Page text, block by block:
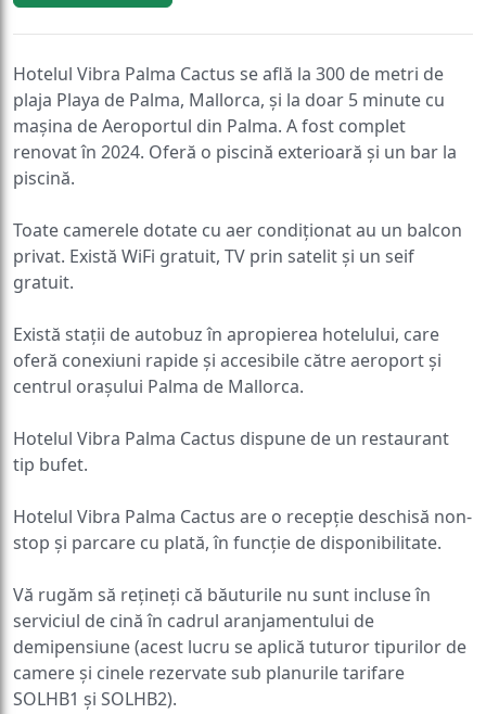
Hotelul Vibra Palma Cactus se află la 300 de metri de
plaja Playa de Palma, Mallorca, și la doar 5 minute cu
mașina de Aeroportul din Palma. A fost complet
renovat în 2024. Oferă o piscină exterioară și un bar la
piscină.
Toate camerele dotate cu aer condiționat au un balcon
privat. Există WiFi gratuit, TV prin satelit și un seif
gratuit.
Există stații de autobuz în apropierea hotelului, care
oferă conexiuni rapide și accesibile către aeroport și
centrul orașului Palma de Mallorca.
Hotelul Vibra Palma Cactus dispune de un restaurant
tip bufet.
Hotelul Vibra Palma Cactus are o recepție deschisă non-
stop și parcare cu plată, în funcție de disponibilitate.
Vă rugăm să rețineți că băuturile nu sunt incluse în
serviciul de cină în cadrul aranjamentului de
demipensiune (acest lucru se aplică tuturor tipurilor de
camere și cinele rezervate sub planurile tarifare
SOLHB1 și SOLHB2).